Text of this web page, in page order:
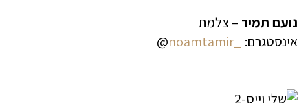
נועם תמיר – צלמת
אינסטגרם:
_noamtamir
@